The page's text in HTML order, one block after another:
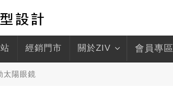
經銷門市 關於ZIV 會員專區
太陽眼鏡